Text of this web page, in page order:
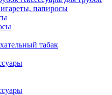
папиросы
табак